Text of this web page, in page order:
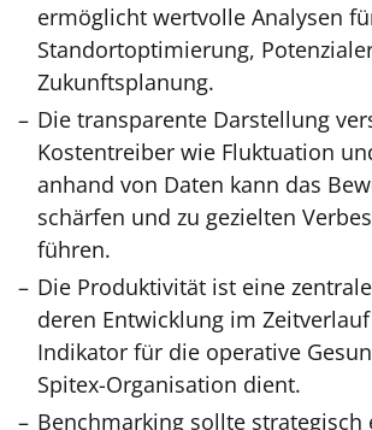
ermöglicht wertvolle Analysen
Standortoptimierung,
Zukunftsplanung.
Die transparente Darstellung
Kostentreiber wie Fluktuation
anhand von Daten kann das
schärfen und zu gezielten
führen.
Die Produktivität ist eine
deren Entwicklung im
Indikator für die operative
Spitex-Organisation dient.
Benchmarking sollte strategisch